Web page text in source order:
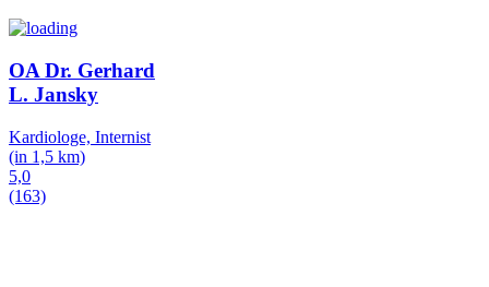
OA Dr. Gerhard
L. Jansky
Kardiologe, Internist
(in 1,5 km)
5,0
(163)